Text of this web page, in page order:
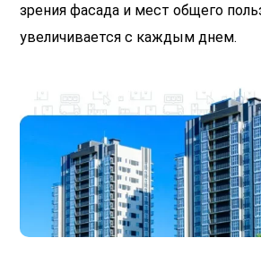
зрения фасада и мест общего
увеличивается с каждым днем.